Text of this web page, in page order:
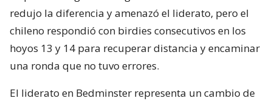
redujo la diferencia y amenazó el liderato, pero el
chileno respondió con birdies consecutivos en los
hoyos 13 y 14 para recuperar distancia y encaminar
una ronda que no tuvo errores.
El liderato en Bedminster representa un cambio de